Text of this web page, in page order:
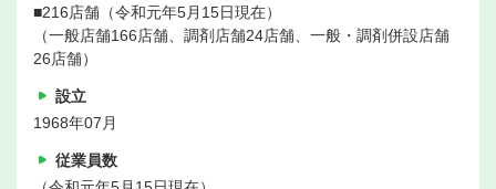
■216店舗（令和元年5月15日現在）
（一般店舗166店舗、調剤店舗24店舗、一般・調剤併設店舗
26店舗）
設立
1968年07月
従業員数